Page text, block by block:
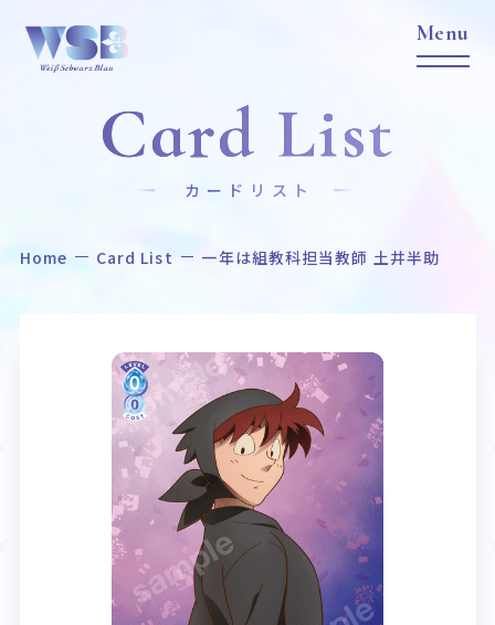
Home News
作品タイトル 商品情報
Event
イベント
Card List
カードリスト
Rule / Q&A
ルール/Q&A
Deck Recipe
デッキレシピ
Card List
カードリスト
Home Card List 一年は組教科担当教師 土井半助